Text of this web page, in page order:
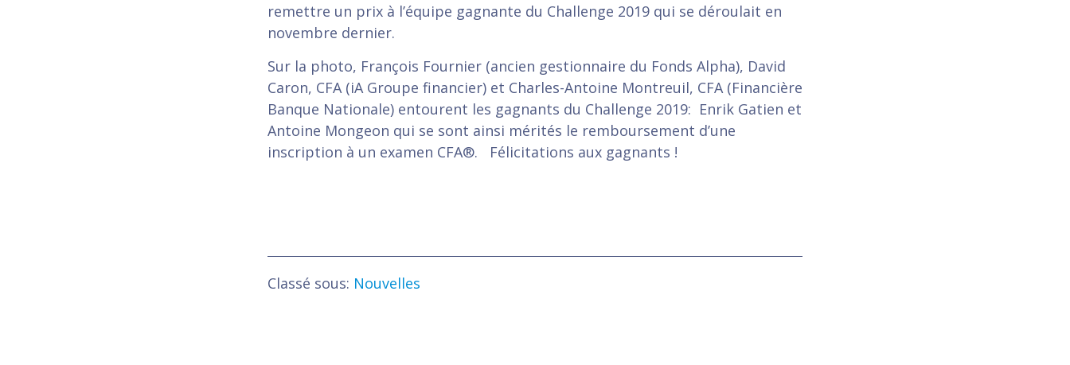
remettre un prix à l’équipe gagnante du Challenge 2019 qui se déroulait en
novembre dernier.
Sur la photo, François Fournier (ancien gestionnaire du Fonds Alpha), David
Caron, CFA (iA Groupe financier) et Charles-Antoine Montreuil, CFA (Financière
Banque Nationale) entourent les gagnants du Challenge 2019: Enrik Gatien et
Antoine Mongeon qui se sont ainsi mérités le remboursement d’une
inscription à un examen CFA®. Félicitations aux gagnants !
Classé sous: Nouvelles